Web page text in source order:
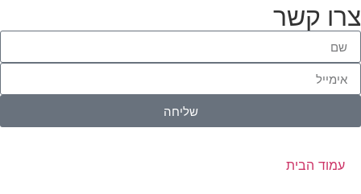
צרו קשר
שליחה
עמוד הבית